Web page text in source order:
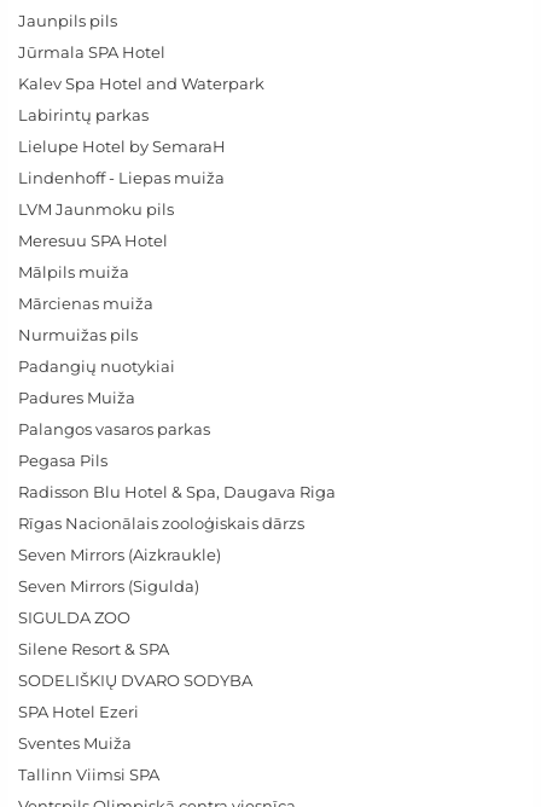
Jaunpils pils
Jūrmala SPA Hotel
Kalev Spa Hotel and Waterpark
Labirintų parkas
Lielupe Hotel by SemaraH
Lindenhoff - Liepas muiža
LVM Jaunmoku pils
Meresuu SPA Hotel
Mālpils muiža
Mārcienas muiža
Nurmuižas pils
Padangių nuotykiai
Padures Muiža
Palangos vasaros parkas
Pegasa Pils
Radisson Blu Hotel & Spa, Daugava Riga
Rīgas Nacionālais zooloģiskais dārzs
Seven Mirrors (Aizkraukle)
Seven Mirrors (Sigulda)
SIGULDA ZOO
Silene Resort & SPA
SODELIŠKIŲ DVARO SODYBA
SPA Hotel Ezeri
Sventes Muiža
Tallinn Viimsi SPA